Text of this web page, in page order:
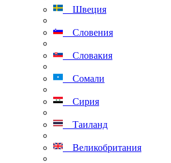
Швеция
Словения
Словакия
Сомали
Сирия
Таиланд
Великобритания